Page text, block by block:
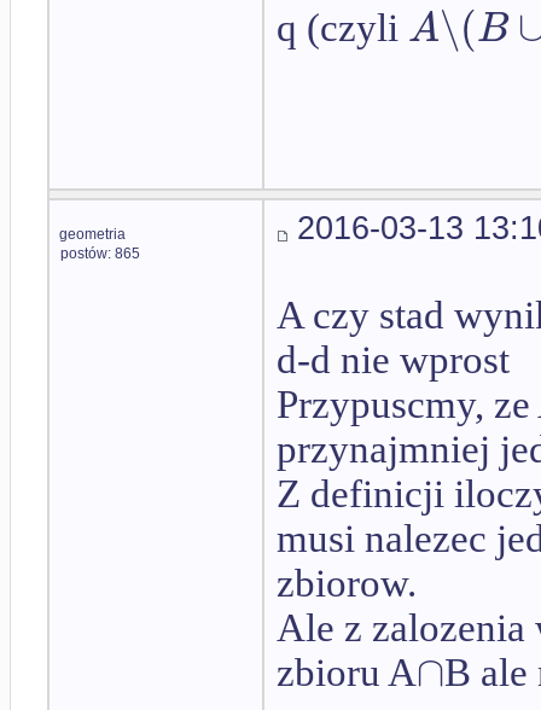
q (czyli A∖(B
geometria
postów: 865
2016-03-13
A czy stad
d-d nie wprost
Przypuscmy, ze
przynajmniej
Z definicji
musi nalezec
zbiorow.
Ale z zalozenia
zbioru A∩B ale